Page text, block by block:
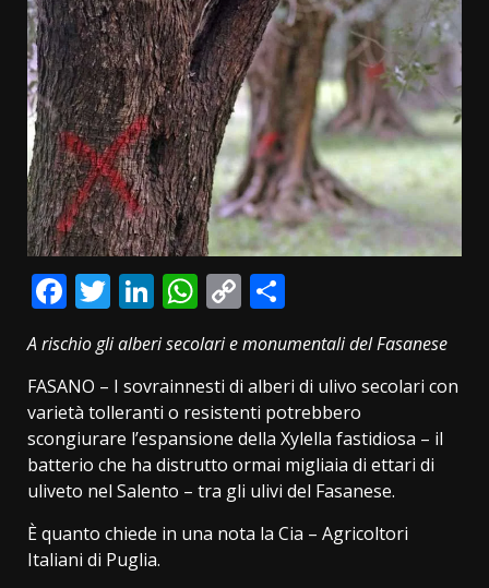
Facebook
Twitter
LinkedIn
WhatsApp
Copy
Link
A rischio gli alberi secolari e monumentali del Fasanese
FASANO – I sovrainnesti di alberi di ulivo secolari con
varietà tolleranti o resistenti potrebbero
scongiurare l’espansione della Xylella fastidiosa – il
batterio che ha distrutto ormai migliaia di ettari di
uliveto nel Salento – tra gli ulivi del Fasanese.
È quanto chiede in una nota la Cia – Agricoltori
Italiani di Puglia.